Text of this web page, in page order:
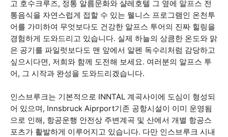
고 호수크루즈, 정통 알름문화와 샬레호텔 그 옆에 알프스 전
통음식을 자연스럽게 접할 수 있는 웰니스 프로그램인 온천투
어를 가미하여 무엇보다도 건강한 알프스 투어의 진짜 힐링을
경험하게 도와드리고 있습니다. 실제 하늘의 상큼한 온도와 맑
은 공기를 파일럿보다도 맨 앞에서 알펜 독수리처럼 감당하고
싶으시다면, 저희와 함께 도전해 보세요. 여러분의 알프스 투
어, 그 시작과 완성을 도와드리겠습니다.
인스브루크는 기본적으로 INNTAL 계곡사이에 도심이 형성되
어 있으며, Innsbruck Aiprport기존 공항시설이 이미 운영됨
으로 인해, 항공운행 안전상 주변계곡 및 산에서 개별 항공스
포츠가 활발하게 이루어지고 있습니다. 다만 인스브루크 시내